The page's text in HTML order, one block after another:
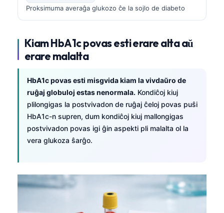
Proksimuma averaĝa glukozo ĉe la sojlo de diabeto
Kiam HbA1c povas esti erare alta aŭ
erare malalta
HbA1c povas esti misgvida kiam la vivdaŭro de
ruĝaj globuloj estas nenormala. Kondiĉoj kiuj
plilongigas la postvivadon de ruĝaj ĉeloj povas puŝi
HbA1c-n supren, dum kondiĉoj kiuj mallongigas
postvivadon povas igi ĝin aspekti pli malalta ol la
vera glukoza ŝarĝo.
كوردی‎
پښتو
සිංහල
Galego
Latviešu valoda
Euskara
Gàidhlig
العربية المغربية